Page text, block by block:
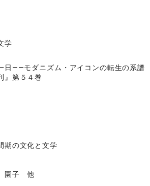
学
日――モダニズム・アイコンの転生の系譜
』第５４巻
期の文化と文学
園子 他